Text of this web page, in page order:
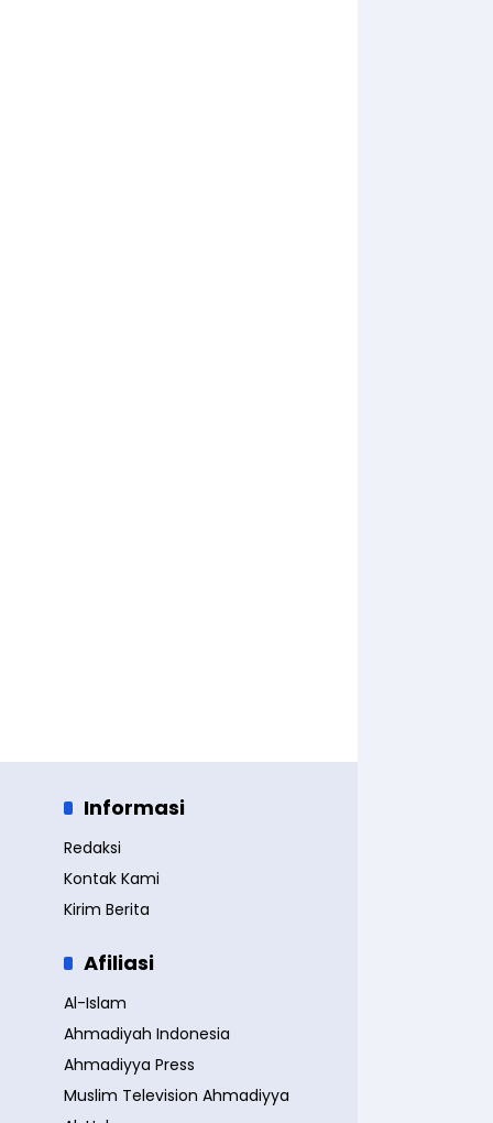
Informasi
Redaksi
Kontak Kami
Kirim Berita
Afiliasi
Al-Islam
Ahmadiyah Indonesia
Ahmadiyya Press
Muslim Television Ahmadiyya